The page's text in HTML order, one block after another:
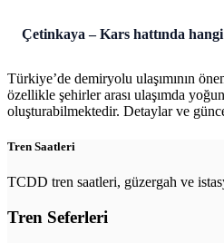
Çetinkaya – Kars hattında hangi
Türkiye’de demiryolu ulaşımının
özellikle şehirler arası ulaşımda
oluşturabilmektedir. Detaylar ve
Tren Saatleri
TCDD tren saatleri, güzergah ve
Tren Seferleri